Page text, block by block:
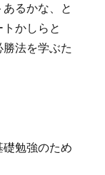
るかな、と
かしらと
法を学ぶた
勉強のため